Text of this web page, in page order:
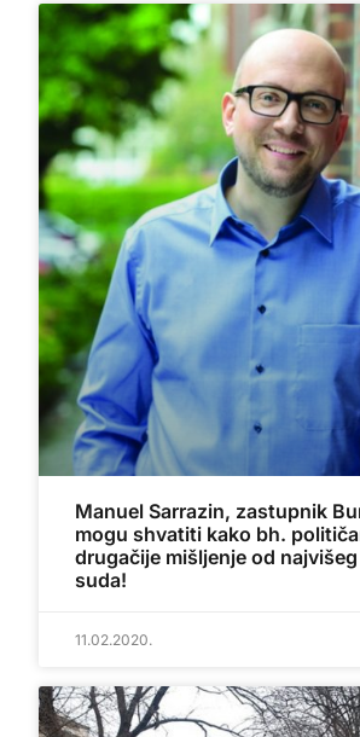
Manuel Sarrazin, zastupnik
mogu shvatiti kako bh.
drugačije mišljenje od
suda!
11.02.2020.